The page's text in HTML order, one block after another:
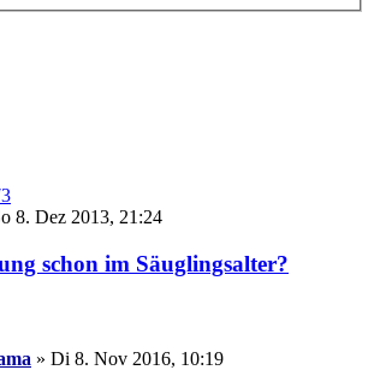
8. Dez 2013, 21:24
schon im Säuglingsalter?
» Di 8. Nov 2016, 10:19